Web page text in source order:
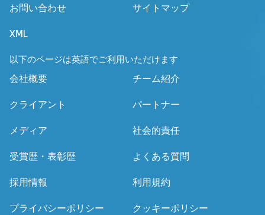
お問い合わせ サイトマップ
XML
以下のページは英語でご利用いただけます
会社概要
チーム紹介
クライアント パートナー
メディア 社会的責任
受賞歴・表彰歴 よくある質問
採用情報 利用規約
プライバシーポリシー クッキーポリシー